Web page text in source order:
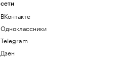
сети
ВКонтакте
Одноклассники
Telegram
Дзен